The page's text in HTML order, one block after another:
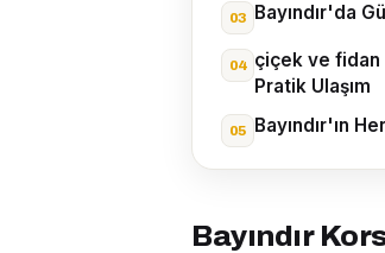
Bayındır'da
çiçek ve
Pratik Ulaşım
Bayındır'ın
Bayındır